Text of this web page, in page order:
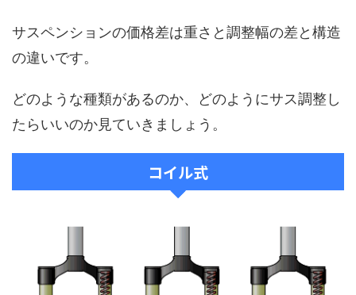
サスペンションの価格差は重さと調整幅の差と構造
の違いです。
どのような種類があるのか、どのようにサス調整し
たらいいのか見ていきましょう。
コイル式